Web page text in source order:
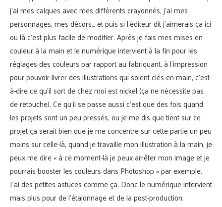
j’ai mes calques avec mes différents crayonnés, j’ai mes
personnages, mes décors… et puis si l’éditeur dit j’aimerais ça ici
ou là c’est plus facile de modifier. Après je fais mes mises en
couleur à la main et le numérique intervient à la fin pour les
réglages des couleurs par rapport au fabriquant, à l’impression
pour pouvoir livrer des illustrations qui soient clés en main, c’est-
à-dire ce qu’il sort de chez moi est nickel (ça ne nécessite pas
de retouche). Ce qu’il se passe aussi c’est que des fois quand
les projets sont un peu pressés, ou je me dis que tient sur ce
projet ça serait bien que je me concentre sur cette partie un peu
moins sur celle-là, quand je travaille mon illustration à la main, je
peux me dire « à ce moment-là je peux arrêter mon image et je
pourrais booster les couleurs dans Photoshop » par exemple.
J’ai des petites astuces comme ça. Donc le numérique intervient
mais plus pour de l’étalonnage et de la post-production.